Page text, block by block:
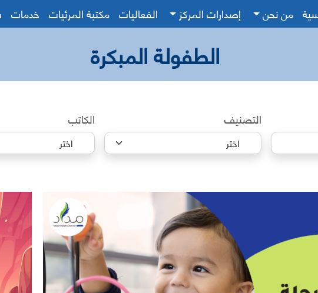
من نحن إصدارات المركز الفعاليات مكتبة المرئيات خدمات
الطفولة المبكرة
التصنيف الكاتب